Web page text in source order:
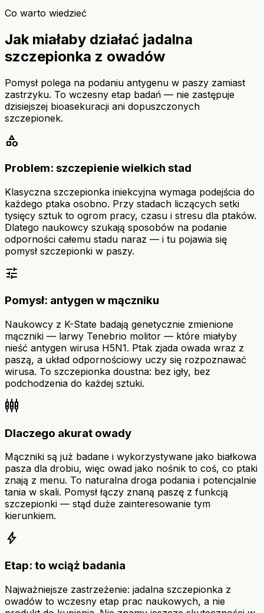
Co warto wiedzieć
Jak miałaby działać jadalna
szczepionka z owadów
Pomysł polega na podaniu antygenu w paszy zamiast
zastrzyku. To wczesny etap badań — nie zastępuje
dzisiejszej bioasekuracji ani dopuszczonych
szczepionek.
category
Problem: szczepienie wielkich stad
Klasyczna szczepionka iniekcyjna wymaga podejścia do
każdego ptaka osobno. Przy stadach liczących setki
tysięcy sztuk to ogrom pracy, czasu i stresu dla ptaków.
Dlatego naukowcy szukają sposobów na podanie
odporności całemu stadu naraz — i tu pojawia się
pomysł szczepionki w paszy.
tune
Pomysł: antygen w mączniku
Naukowcy z K-State badają genetycznie zmienione
mączniki — larwy Tenebrio molitor — które miałyby
nieść antygen wirusa H5N1. Ptak zjada owada wraz z
paszą, a układ odpornościowy uczy się rozpoznawać
wirusa. To szczepionka doustna: bez igły, bez
podchodzenia do każdej sztuki.
settings_input_component
Dlaczego akurat owady
Mączniki są już badane i wykorzystywane jako białkowa
pasza dla drobiu, więc owad jako nośnik to coś, co ptaki
znają z menu. To naturalna droga podania i potencjalnie
tania w skali. Pomysł łączy znaną paszę z funkcją
szczepionki — stąd duże zainteresowanie tym
kierunkiem.
bolt
Etap: to wciąż badania
Najważniejsze zastrzeżenie: jadalna szczepionka z
owadów to wczesny etap prac naukowych, a nie